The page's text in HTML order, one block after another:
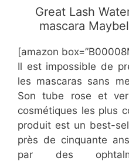
Great Lash
mascara
[amazon
Il est impossible de
les mascaras sans
Son tube rose et
cosmétiques les plus
produit est un best-
près de cinquante
par des